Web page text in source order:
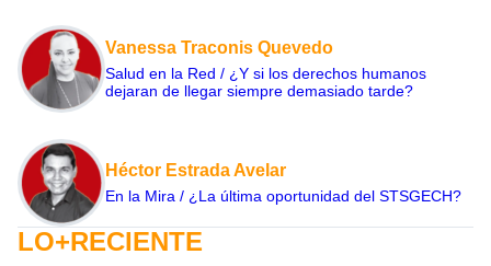
Vanessa Traconis Quevedo
Salud en la Red / ¿Y si los derechos humanos
dejaran de llegar siempre demasiado tarde?
Héctor Estrada Avelar
En la Mira / ¿La última oportunidad del STSGECH?
LO+RECIENTE